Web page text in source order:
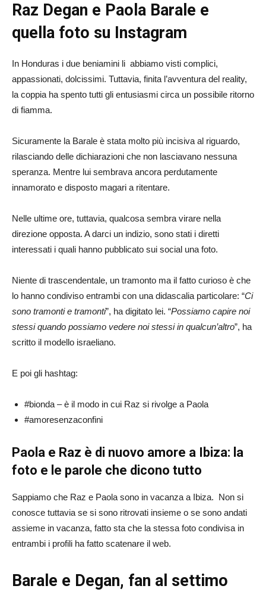
Raz Degan e Paola Barale e
quella foto su Instagram
In Honduras i due beniamini li abbiamo visti complici,
appassionati, dolcissimi. Tuttavia, finita l’avventura del reality,
la coppia ha spento tutti gli entusiasmi circa un possibile ritorno
di fiamma.
Sicuramente la Barale è stata molto più incisiva al riguardo,
rilasciando delle dichiarazioni che non lasciavano nessuna
speranza. Mentre lui sembrava ancora perdutamente
innamorato e disposto magari a ritentare.
Nelle ultime ore, tuttavia, qualcosa sembra virare nella
direzione opposta. A darci un indizio, sono stati i diretti
interessati i quali hanno pubblicato sui social una foto.
Niente di trascendentale, un tramonto ma il fatto curioso è che
lo hanno condiviso entrambi con una didascalia particolare: “Ci
sono tramonti e tramonti”, ha digitato lei. “Possiamo capire noi
stessi quando possiamo vedere noi stessi in qualcun’altro”, ha
scritto il modello israeliano.
E poi gli hashtag:
#bionda – è il modo in cui Raz si rivolge a Paola
#amoresenzaconfini
Paola e Raz è di nuovo amore a Ibiza: la
foto e le parole che dicono tutto
Sappiamo che Raz e Paola sono in vacanza a Ibiza. Non si
conosce tuttavia se si sono ritrovati insieme o se sono andati
assieme in vacanza, fatto sta che la stessa foto condivisa in
entrambi i profili ha fatto scatenare il web.
Barale e Degan, fan al settimo